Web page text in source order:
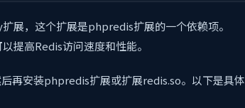
展，这个扩展是phpredis扩展的一个依赖项。
提高Redis访问速度和性能。
再安装phpredis扩展或扩展redis.so。以下是具体